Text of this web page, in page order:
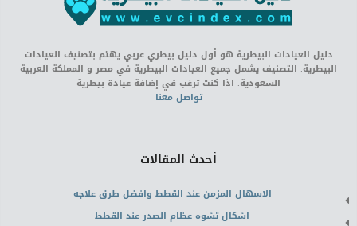
دليل العيادات البيطرية هو أول دليل بيطري عربي يهتم بتصنيف العيادات
البيطرية. التصنيف يشمل جميع العيادات البيطرية في مصر و المملكة العربية
السعودية. اذا كنت ترغب في إضافة عيادة بيطرية
تواصل معنا
أحدث المقالات
الاسهال المزمن عند القطط وافضل طرق علاجه
اشكال تشوه عظام الصدر عند القطط